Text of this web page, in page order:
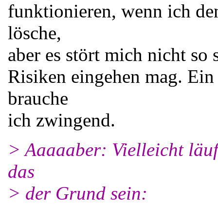
funktionieren, wenn ich
lösche,
aber es stört mich nicht so
Risiken eingehen mag.
brauche
ich zwingend.
> Aaaaaber: Vielleicht
das
> der Grund sein: